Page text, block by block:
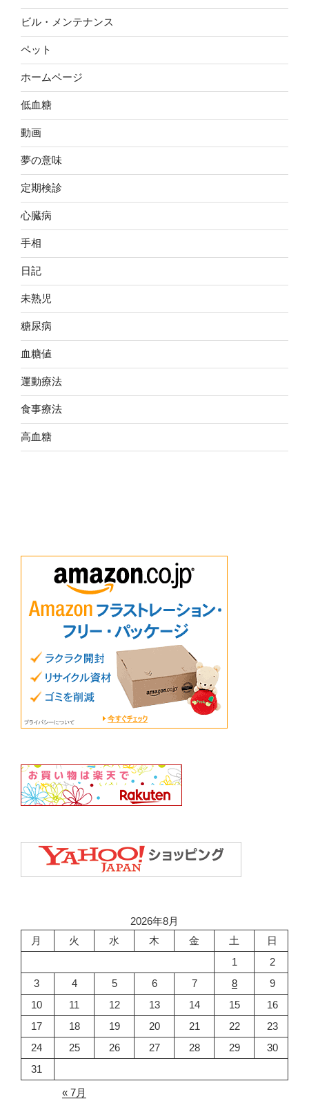
ビル・メンテナンス
ペット
ホームページ
低血糖
動画
夢の意味
定期検診
心臓病
手相
日記
未熟児
糖尿病
血糖値
運動療法
食事療法
高血糖
2026年8月
月
火 水 木 金 土
日
1
2
3
4 5 6 7 8
9
10
11 12 13 14 15
16
17
18 19 20 21 22
23
24
25 26 27 28 29
30
31
« 7月